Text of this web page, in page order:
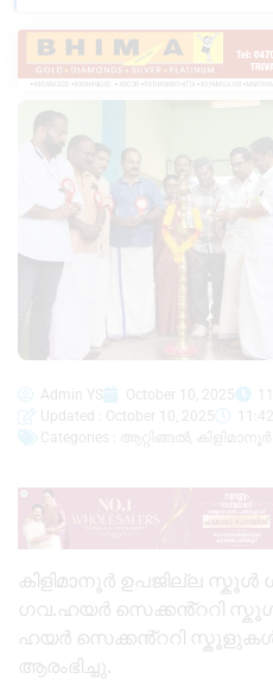
Admin YS October 10, 2025
Updated : October 10, 2025
Categories :
ആറ്റിങ്ങൽ കിളിമാനൂർ
കിളിമാനൂർ ഉപജില്ല സ്കൂൾ
ഗവ.ഹയർ സെക്കൻ്ററി
ഹയർ സെക്കൻ്ററി സ്കൂളുകൾ
ആരംഭിച്ചു.